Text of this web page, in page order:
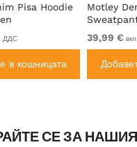
Pisa Hoodie
ДДС
в кошницата
Motley
39,99 €
СЕ ЗА